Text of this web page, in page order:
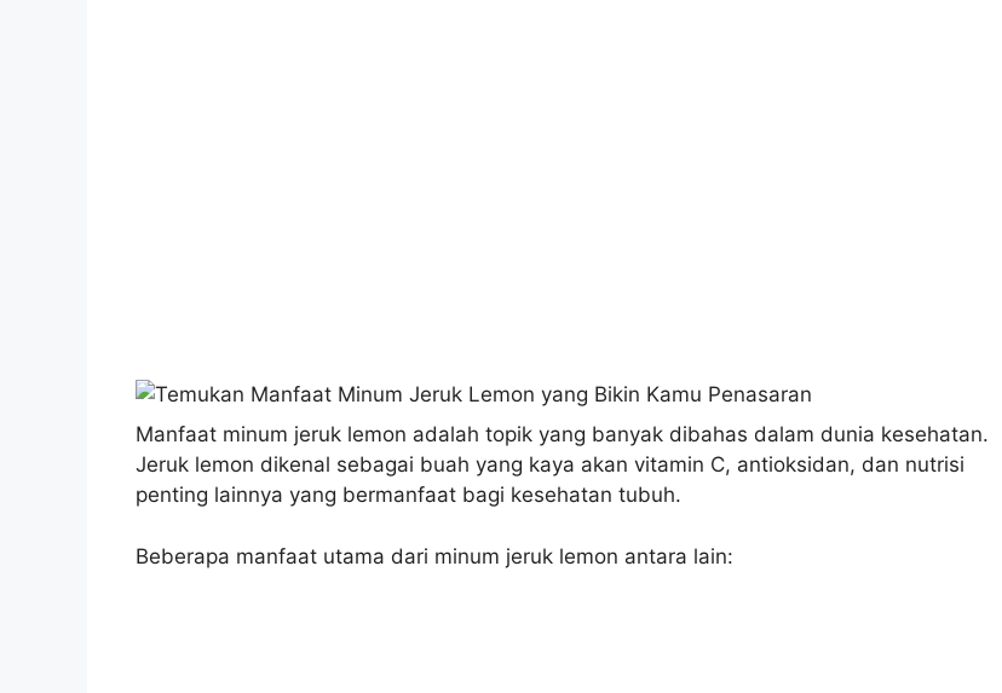
Manfaat minum jeruk lemon adalah topik yang banyak dibahas dalam dunia kesehatan.
Jeruk lemon dikenal sebagai buah yang kaya akan vitamin C, antioksidan, dan nutrisi
penting lainnya yang bermanfaat bagi kesehatan tubuh.
Beberapa manfaat utama dari minum jeruk lemon antara lain: